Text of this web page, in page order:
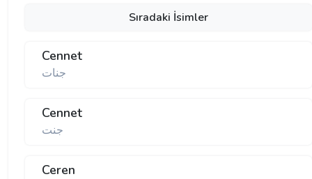
Sıradaki İsimler
Cennet
جنات
Cennet
جنت
Ceren